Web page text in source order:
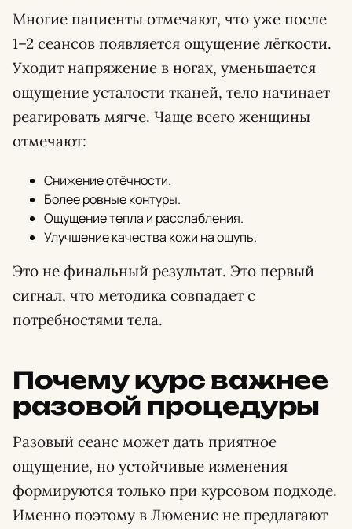
Многие пациенты отмечают, что уже после
1–2 сеансов появляется ощущение лёгкости.
Уходит напряжение в ногах, уменьшается
ощущение усталости тканей, тело начинает
реагировать мягче. Чаще всего женщины
отмечают:
Снижение отёчности.
Более ровные контуры.
Ощущение тепла и расслабления.
Улучшение качества кожи на ощупь.
Это не финальный результат. Это первый
сигнал, что методика совпадает с
потребностями тела.
Почему курс важнее
разовой процедуры
Разовый сеанс может дать приятное
ощущение, но устойчивые изменения
формируются только при курсовом подходе.
Именно поэтому в Люменис не предлагают